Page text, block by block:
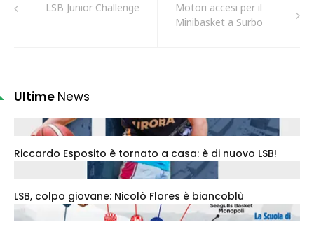
LSB Junior Challenge
Motori accesi per il
Minibasket a Surbo
Ultime News
Riccardo Esposito è tornato a casa: è di nuovo LSB!
LSB, colpo giovane: Nicolò Flores è biancoblù